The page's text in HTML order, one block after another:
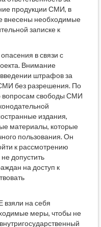
продукции СМИ, в
внесены необходимые
записке к
в связи с
Внимание
штрафов за
без разрешения. По
вопросам свободы СМИ
издания,
материалы, которые
пользования. Он
к рассмотрению
допустить
на доступ к
взяли на себя
меры, чтобы не